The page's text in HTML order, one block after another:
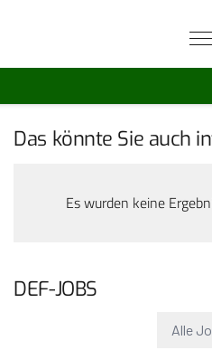
Das könnte Sie auch
Es wurden keine
DEF-JOBS